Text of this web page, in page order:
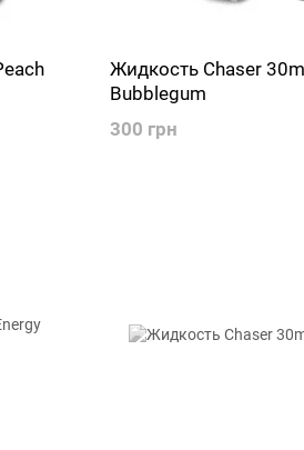
Жидкость Chaser
Bubblegum
300 грн